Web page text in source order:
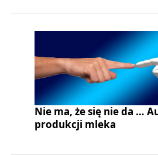
Nie ma, że się nie da …
produkcji mleka